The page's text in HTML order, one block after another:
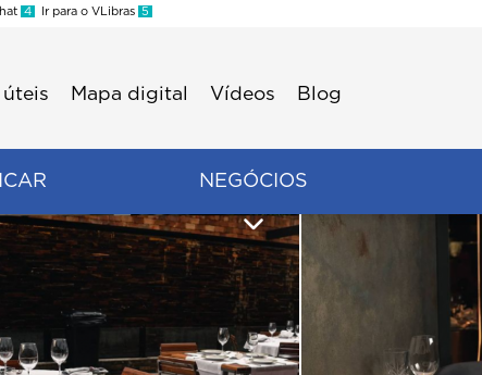
4 Ir para o VLibras 5
úteis Mapa digital Vídeos Blog
NEGÓCIOS